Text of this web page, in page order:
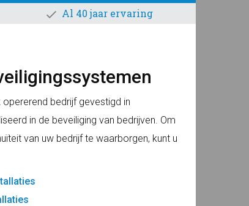
Al 40 jaar ervaring
opererend bedrijf gevestigd in
in de beveiliging van bedrijven. Om
van uw bedrijf te waarborgen, kunt u